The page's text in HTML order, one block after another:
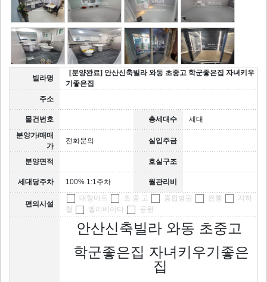
빌라명
[분양완료] 안산신축빌라 와동 초중고 학군좋은집 자녀키우
기좋은집
주소
물건번호 총세대수
세대
분양가/매매
가
전화문의 실입주금
분양면적 호실구조
세대당주차 100% 1:1주차 월관리비
편의시설
대형마트 초.중.고 종합병원 은행
지하
철
엘리베이터 공원
안산신축빌라 와동 초중고
학군좋은집 자녀키우기좋은
집